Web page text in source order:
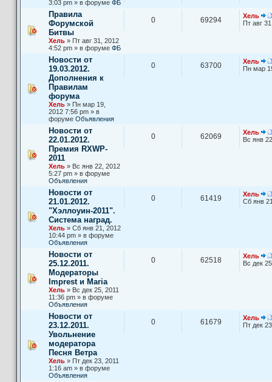
3:03 pm » в форуме ФБ
Правила
Форумской
Битвы
Хель » Пт авг 31, 2012
4:52 pm » в форуме ФБ
0 69294
Хель
Пт авг
Новости от
19.03.2012.
Дополнения к
Правилам
форума
Хель » Пн мар 19,
2012 7:56 pm » в
форуме Объявления
0 63700
Хель
Пн мар
Новости от
22.01.2012.
Премия RXWP-
2011
Хель » Вс янв 22, 2012
5:27 pm » в форуме
Объявления
0 62069
Хель
Вс янв
Новости от
21.01.2012.
"Хэллоуин-2011".
Система наград.
Хель » Сб янв 21, 2012
10:44 pm » в форуме
Объявления
0 61419
Хель
Сб янв
Новости от
25.12.2011.
Модераторы
Imprest и Maria
Хель » Вс дек 25, 2011
11:36 pm » в форуме
Объявления
0 62518
Хель
Вс дек
Новости от
23.12.2011.
Увольнение
модератора
Песня Ветра
Хель » Пт дек 23, 2011
1:16 am » в форуме
Объявления
0 61679
Хель
Пт дек